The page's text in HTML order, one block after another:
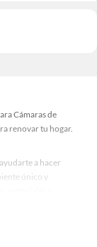
Cámaras de
renovar tu hogar.
a hacer
único y
tú.
aquí para hacer
para ofrecerte en